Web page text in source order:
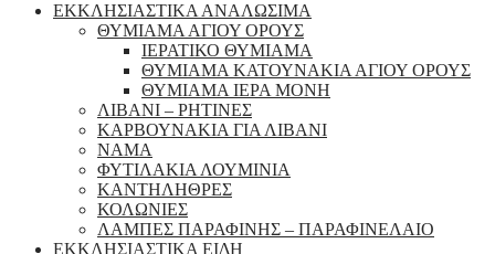
ΕΚΚΛΗΣΙΑΣΤΙΚΑ ΑΝΑΛΩΣΙΜΑ
ΘΥΜΙΑΜΑ ΑΓΙΟΥ ΟΡΟΥΣ
ΙΕΡΑΤΙΚΟ ΘΥΜΙΑΜΑ
ΘΥΜΙΑΜΑ ΚΑΤΟΥΝΑΚΙΑ ΑΓΙΟΥ ΟΡΟΥΣ
ΘΥΜΙΑΜΑ ΙΕΡΑ ΜΟΝΗ
ΛΙΒΑΝΙ – ΡΗΤΙΝΕΣ
ΚΑΡΒΟΥΝΑΚΙΑ ΓΙΑ ΛΙΒΑΝΙ
ΝΑΜΑ
ΦΥΤΙΛΑΚΙΑ ΛΟΥΜΙΝΙΑ
ΚΑΝΤΗΛΗΘΡΕΣ
ΚΟΛΩΝΙΕΣ
ΛΑΜΠΕΣ ΠΑΡΑΦΙΝΗΣ – ΠΑΡΑΦΙΝΕΛΑΙΟ
ΕΚΚΛΗΣΙΑΣΤΙΚΑ ΕΙΔΗ